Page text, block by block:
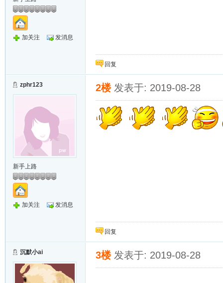
加关注 发消息
回复
zphr123
新手上路
加关注 发消息
2楼 发表于: 2019-08-28
回复
沉默小ai 3楼 发表于: 2019-08-28